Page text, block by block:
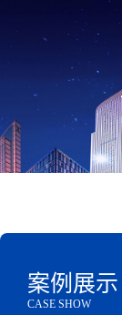
案例展示
CASE SHOW